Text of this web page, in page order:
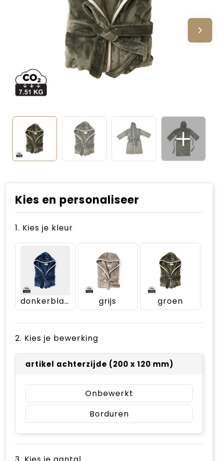
Voor de bouw
Zomergeschenken
Zomerpakketten
Kies en personaliseer
1. Kies je kleur
donkerblauw grijs groen
2. Kies je bewerking
artikel achterzijde (200 x 120 mm)
Onbewerkt
Borduren